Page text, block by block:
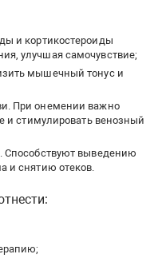
и кортикостероиды
улучшая самочувствие;
мышечный тонус и
При онемении важно
и стимулировать венозный
Способствуют выведению
и снятию отеков.